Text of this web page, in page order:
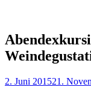
2. Juni 201521.